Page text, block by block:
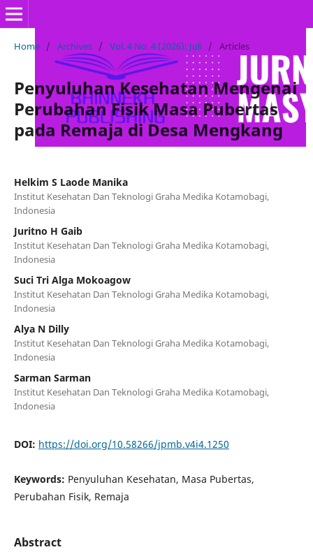
Home / Archives / Vol. 4 No. 4 (2026): Juli / Articles
Penyuluhan Kesehatan Mengenai
Perubahan Fisik Masa Pubertas
pada Remaja di Desa Mengkang
Helkim S Laode Manika
Institut Kesehatan Dan Teknologi Graha Medika Kotamobagi,
Indonesia
Juritno H Gaib
Institut Kesehatan Dan Teknologi Graha Medika Kotamobagi,
Indonesia
Suci Tri Alga Mokoagow
Institut Kesehatan Dan Teknologi Graha Medika Kotamobagi,
Indonesia
Alya N Dilly
Institut Kesehatan Dan Teknologi Graha Medika Kotamobagi,
Indonesia
Sarman Sarman
Institut Kesehatan Dan Teknologi Graha Medika Kotamobagi,
Indonesia
DOI: https://doi.org/10.58266/jpmb.v4i4.1250
Keywords: Penyuluhan Kesehatan, Masa Pubertas,
Perubahan Fisik, Remaja
Abstract